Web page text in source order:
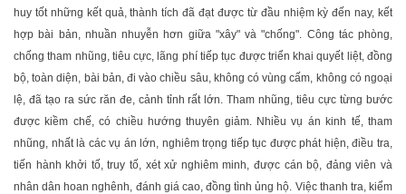
huy tốt những kết quả, thành tích đã đạt được từ đầu nhiệm kỳ đến nay, kết
hợp bài bản, nhuần nhuyễn hơn giữa "xây" và "chống". Công tác phòng,
chống tham nhũng, tiêu cực, lãng phí tiếp tục được triển khai quyết liệt, đồng
bộ, toàn diện, bài bản, đi vào chiều sâu, không có vùng cấm, không có ngoại
lệ, đã tạo ra sức răn đe, cảnh tỉnh rất lớn. Tham nhũng, tiêu cực từng bước
được kiềm chế, có chiều hướng thuyên giảm. Nhiều vụ án kinh tế, tham
nhũng, nhất là các vụ án lớn, nghiêm trọng tiếp tục được phát hiện, điều tra,
tiến hành khởi tố, truy tố, xét xử nghiêm minh, được cán bộ, đảng viên và
nhân dân hoan nghênh, đánh giá cao, đồng tình ủng hộ. Việc thanh tra, kiểm